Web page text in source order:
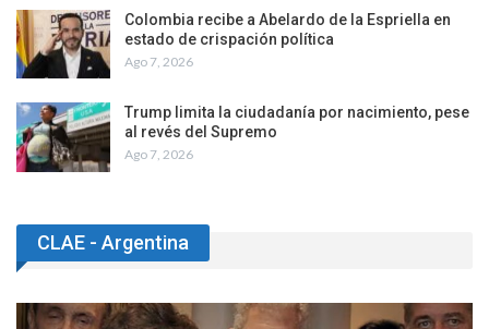
Colombia recibe a Abelardo de la Espriella en
estado de crispación política
Ago 7, 2026
Trump limita la ciudadanía por nacimiento, pese
al revés del Supremo
Ago 7, 2026
CLAE - Argentina